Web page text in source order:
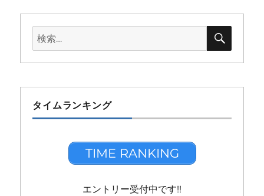
検
索:
検
タイムランキング
TIME RANKING
エントリー受付中です!!